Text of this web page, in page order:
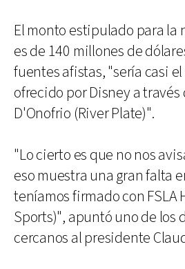
El monto estipulado para la
es de 140 millones de
fuentes afistas, "sería casi
ofrecido por Disney a través
D'Onofrio (River Plate)".
"Lo cierto es que no nos
eso muestra una gran falta
teníamos firmado con FSLA
Sports)", apuntó uno de los
cercanos al presidente